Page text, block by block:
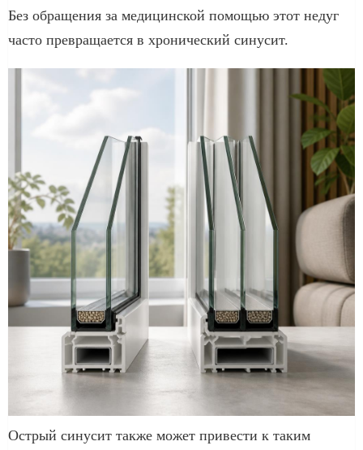
Без обращения за медицинской помощью этот недуг
часто превращается в хронический синусит.
Острый синусит также может привести к таким